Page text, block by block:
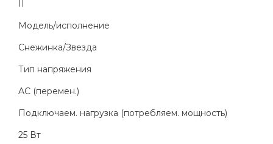
Модель/исполнение
Снежинка/Звезда
Тип напряжения
AC (перемен.)
Подключаем. нагрузка (потребляем. мощность)
25 Вт